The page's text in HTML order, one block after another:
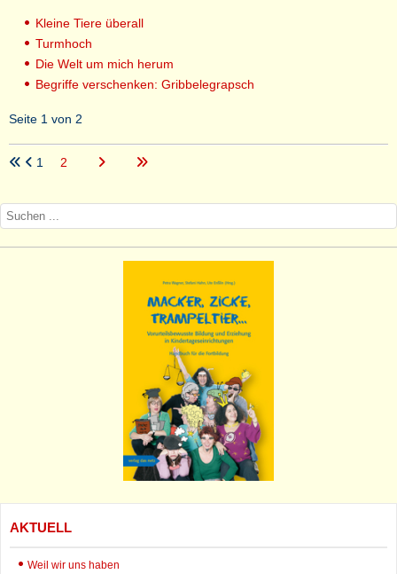
Kleine Tiere überall
Turmhoch
Die Welt um mich herum
Begriffe verschenken: Gribbelegrapsch
Seite 1 von 2
1 2
AKTUELL
Weil wir uns haben